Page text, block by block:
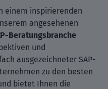
einem inspirierenden
angesehenen
Beratungsbranche
und
ausgezeichneter SAP-
zu den besten
bietet Ihnen die